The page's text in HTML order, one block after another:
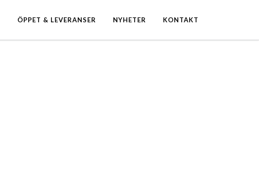
ÖPPET & LEVERANSER NYHETER KONTAKT